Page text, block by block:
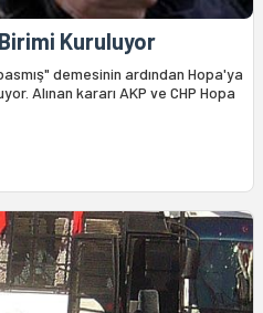
Kuruluyor
demesinin ardından Hopa'ya
Alınan kararı AKP ve CHP Hopa